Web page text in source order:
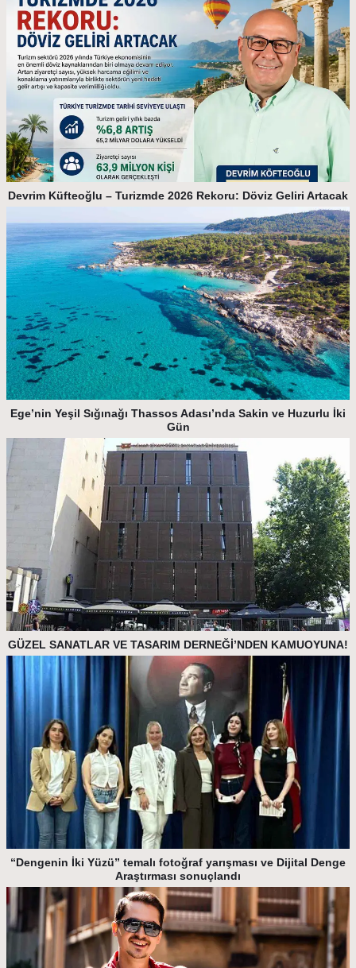
Devrim Küfteoğlu – Turizmde 2026 Rekoru: Döviz Geliri Artacak
Ege’nin Yeşil Sığınağı Thassos Adası’nda Sakin ve Huzurlu İki
Gün
GÜZEL SANATLAR VE TASARIM DERNEĞİ’NDEN KAMUOYUNA!
“Dengenin İki Yüzü” temalı fotoğraf yarışması ve Dijital Denge
Araştırması sonuçlandı